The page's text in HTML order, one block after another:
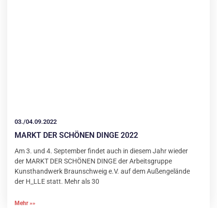
03./04.09.2022
MARKT DER SCHÖNEN DINGE 2022
Am 3. und 4. September findet auch in diesem Jahr wieder
der MARKT DER SCHÖNEN DINGE der Arbeitsgruppe
Kunsthandwerk Braunschweig e.V. auf dem Außengelände
der H_LLE statt. Mehr als 30
Mehr »»